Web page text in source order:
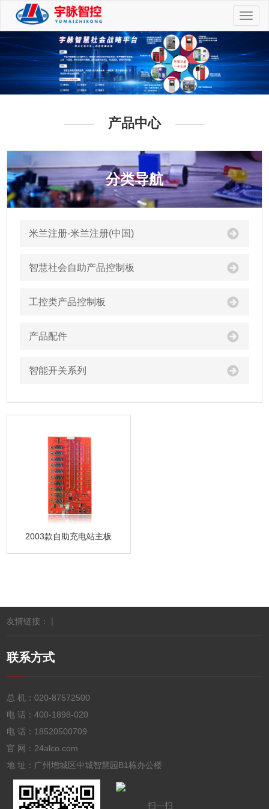
切
换
航
产品中心
分类导航
米兰注册-米兰注册(中国)
智慧社会自助产品控制板
工控类产品控制板
产品配件
智能开关系列
2003款自助充电站主板
友情链接： |
联系方式
总 机：020-87572500
电 话：400-1898-020
电 话： 18520500709
官 网：24alco.com
地 址：广州增城区中城智慧园B1栋办公楼
扫一扫